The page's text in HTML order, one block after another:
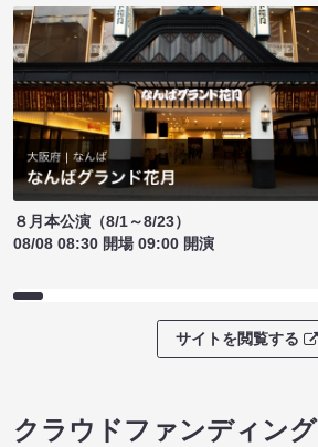
８月本公演（8/1～8/23）
08/08 08:30 開場 09:00 開演
サイトを閲覧する
クラウドファンディング